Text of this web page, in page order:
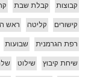
קבוצות קבלת שבת
קישורים קליטה ראש
רפת הגרמנית שבועות
שיחת קיבוץ שילוט